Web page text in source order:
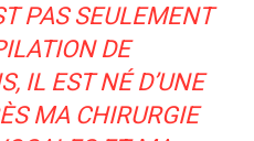
PAS SEULEMENT
DE
IL EST NÉ D’UNE
MA CHIRURGIE